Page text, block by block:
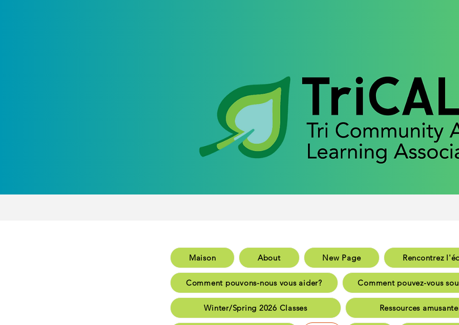
Maison New Page Rencontrez
Comment pouvons-nous vous aider? Comment pouvez-vous
Winter/Spring 2026 Classes
Maison About New Page Rencontrez
Comment pouvons-nous vous aider? Comment pouvez-vous
Winter/Spring 2026 Classes Ressources